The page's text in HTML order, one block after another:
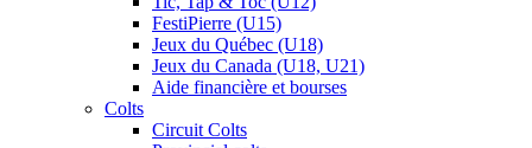
FestiPierre (U15)
Jeux du Québec (U18)
Jeux du Canada (U18, U21)
Aide financière et bourses
Colts
Circuit Colts